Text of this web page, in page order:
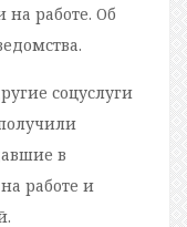
на работе. Об
соцуслуги
в
работе и